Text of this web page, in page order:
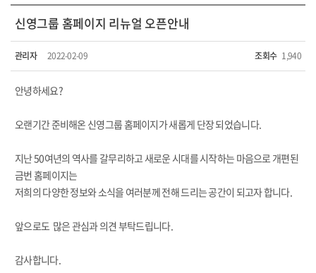
신영그룹 홈페이지 리뉴얼 오픈안내
관리자 2022-02-09 조회수 1,940
안녕하세요?
오랜기간 준비해온 신영그룹 홈페이지가 새롭게 단장 되었습니다.
지난 50여년의 역사를 갈무리하고 새로운 시대를 시작하는 마음으로 개편된
금번 홈페이지는
저희의 다양한 정보와 소식을 여러분께 전해 드리는 공간이 되고자 합니다.
앞으로도 많은 관심과 의견 부탁드립니다.
감사합니다.